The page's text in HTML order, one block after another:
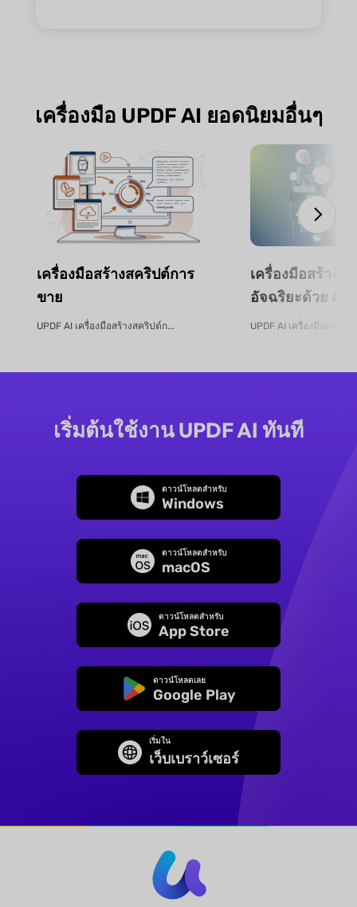
เครื่องมือ UPDF AI ยอดนิยมอื่นๆ
เครื่องมือสร้างสคริปต์การ
ขาย
UPDF AI เครื่องมือสร้างสคริปต์ก...
เครื่องมือสร้างง
อัจฉริยะด้วย AI
UPDF AI เครื่องมือสร้าง
เริ่มต้นใช้งาน UPDF AI ทันที
ดาวน์โหลดสำหรับ
Windows
ดาวน์โหลดสำหรับ
macOS
ดาวน์โหลดสำหรับ
App Store
ดาวน์โหลดเลย
Google Play
เริ่มใน
เว็บเบราว์เซอร์